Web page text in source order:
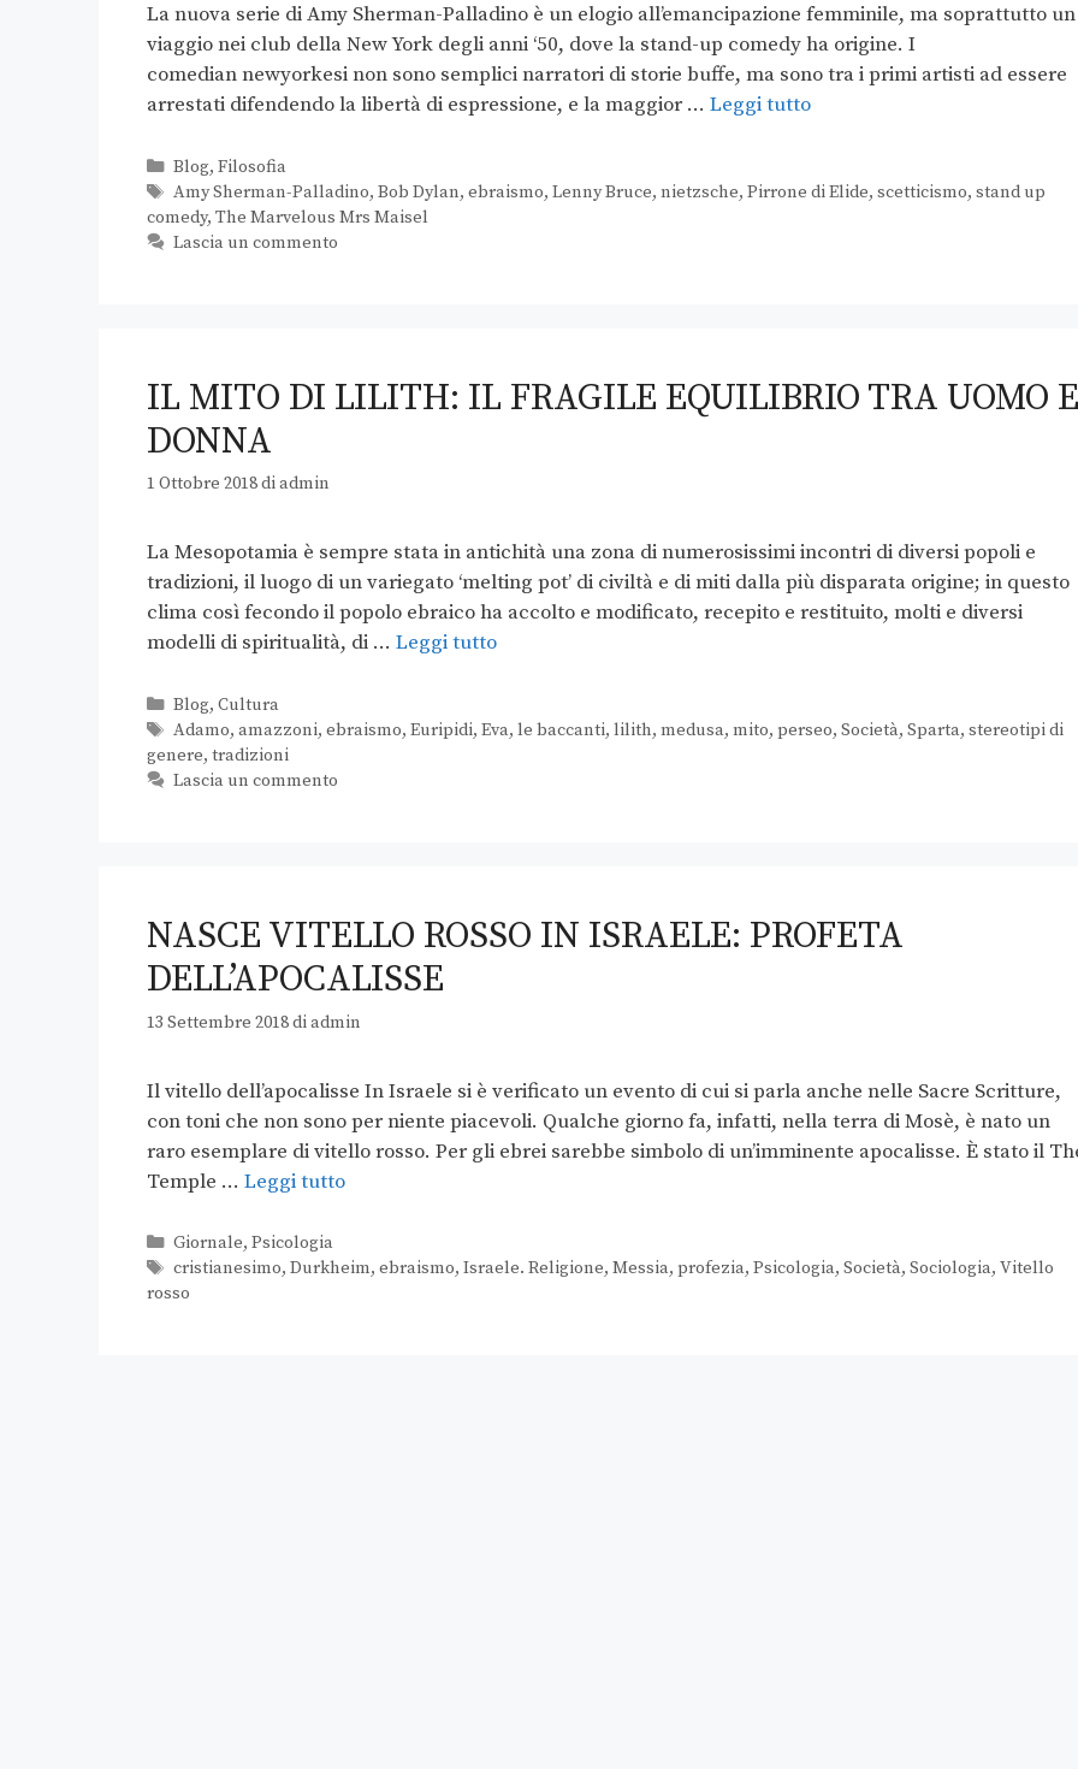
La nuova serie di Amy Sherman-Palladino è un elogio all’emancipazione femminile, ma soprattutto un
viaggio nei club della New York degli anni ‘50, dove la stand-up comedy ha origine. I
comedian newyorkesi non sono semplici narratori di storie buffe, ma sono tra i primi artisti ad essere
arrestati difendendo la libertà di espressione, e la maggior … Leggi tutto
Blog, Filosofia
Amy Sherman-Palladino, Bob Dylan, ebraismo, Lenny Bruce, nietzsche, Pirrone di Elide, scetticismo, stand up
comedy, The Marvelous Mrs Maisel
Lascia un commento
IL MITO DI LILITH: IL FRAGILE EQUILIBRIO TRA UOMO E
DONNA
1 Ottobre 2018diadmin
La Mesopotamia è sempre stata in antichità una zona di numerosissimi incontri di diversi popoli e
tradizioni, il luogo di un variegato ‘melting pot’ di civiltà e di miti dalla più disparata origine; in questo
clima così fecondo il popolo ebraico ha accolto e modificato, recepito e restituito, molti e diversi
modelli di spiritualità, di … Leggi tutto
Blog, Cultura
Adamo, amazzoni, ebraismo, Euripidi, Eva, le baccanti, lilith, medusa, mito, perseo, Società, Sparta, stereotipi di
genere, tradizioni
Lascia un commento
NASCE VITELLO ROSSO IN ISRAELE: PROFETA
DELL’APOCALISSE
13 Settembre 2018diadmin
Il vitello dell’apocalisse In Israele si è verificato un evento di cui si parla anche nelle Sacre Scritture,
con toni che non sono per niente piacevoli. Qualche giorno fa, infatti, nella terra di Mosè, è nato un
raro esemplare di vitello rosso. Per gli ebrei sarebbe simbolo di un’imminente apocalisse. È stato il
Temple … Leggi tutto
Giornale, Psicologia
cristianesimo, Durkheim, ebraismo, Israele. Religione, Messia, profezia, Psicologia, Società, Sociologia, Vitello
rosso